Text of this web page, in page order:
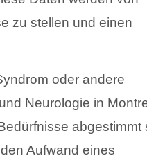
zu stellen und einen
oder andere
Neurologie in
abgestimmt
Aufwand eines